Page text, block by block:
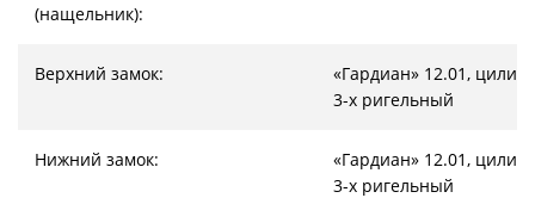
(нащельник):
Верхний замок:
«Гардиан» 12.01,
3-х ригельный
Нижний замок:
«Гардиан» 12.01,
3-х ригельный